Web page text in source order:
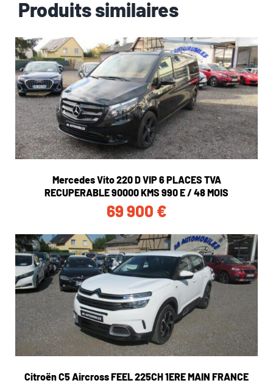
Produits similaires
Mercedes Vito 220 D VIP 6 PLACES TVA
RECUPERABLE 90000 KMS 990 E / 48 MOIS
69 900 €
Citroën C5 Aircross FEEL 225CH 1ERE MAIN FRANCE